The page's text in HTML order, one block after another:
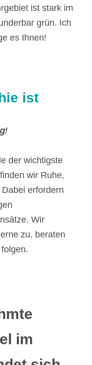
ist stark im
grün. Ich
es Ihnen!
ist
der wichtigste
wir Ruhe,
erfordern
Wir
zu, beraten
im